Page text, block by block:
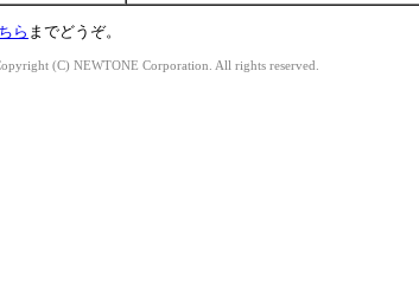
ら までどうぞ。
(C) NEWTONE Corporation. All rights reserved.